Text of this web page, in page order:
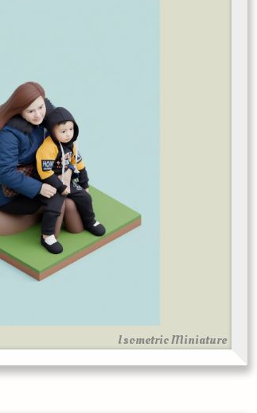
Isometric Miniature